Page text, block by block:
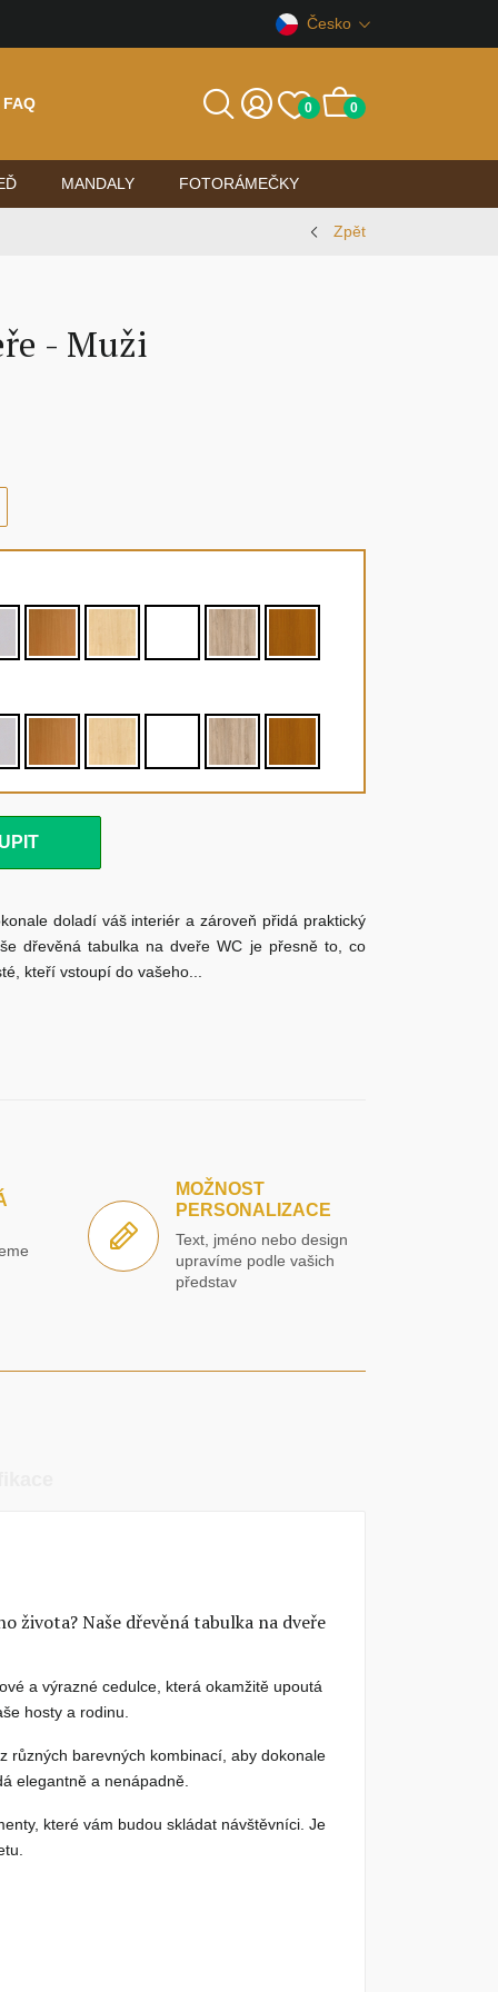
Česko
FAQ 0 0
MANDALY FOTORÁMEČKY
Zpět
- Muži
doladí váš interiér a zároveň přidá praktický
dřevěná tabulka na dveře WC je přesně to, co
kteří vstoupí do vašeho...
MOŽNOST
PERSONALIZACE
Text, jméno nebo design
upravíme podle vašich
představ
Naše dřevěná tabulka na dveře
a výrazné cedulce, která okamžitě upoutá
hosty a rodinu.
různých barevných kombinací, aby dokonale
elegantně a nenápadně.
které vám budou skládat návštěvníci. Je